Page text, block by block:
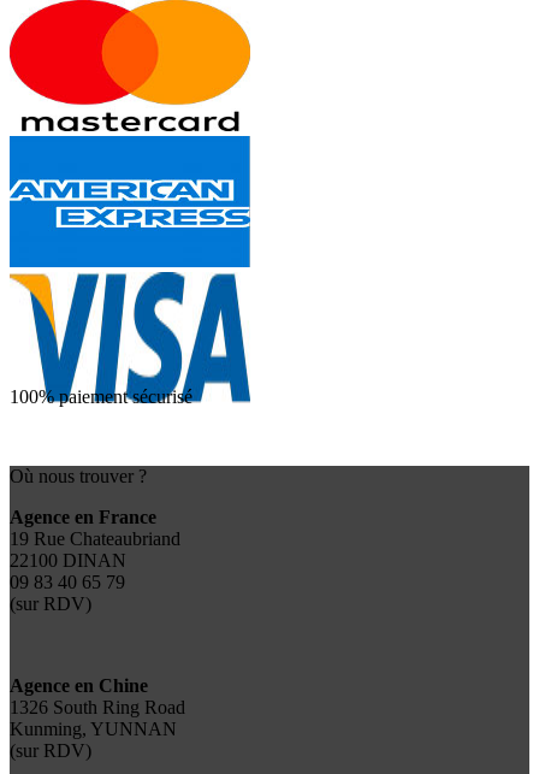
100% paiement sécurisé
Où nous trouver ?
Agence en France
19 Rue Chateaubriand
22100 DINAN
09 83 40 65 79
(sur RDV)
Agence en Chine
1326 South Ring Road
Kunming, YUNNAN
(sur RDV)